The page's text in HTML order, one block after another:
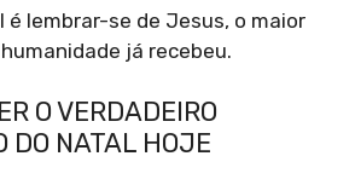
é lembrar-se de Jesus, o maior
já recebeu.
O VERDADEIRO
DO NATAL HOJE